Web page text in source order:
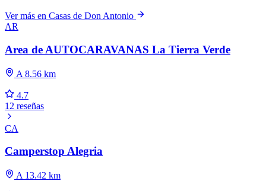
Ver más en Casas de Don Antonio
AR
Area de AUTOCARAVANAS La Tierra Verde
A 8.56 km
4.7
12 reseñas
CA
Camperstop Alegria
A 13.42 km